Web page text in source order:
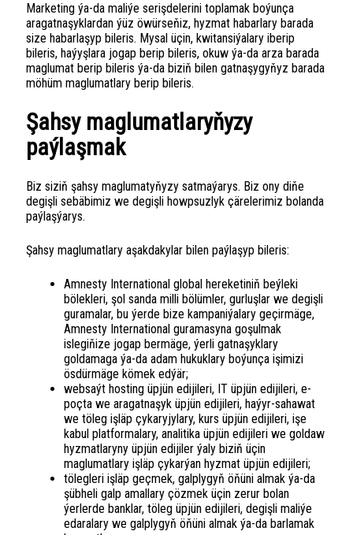
Marketing ýa-da maliýe serişdelerini toplamak boýunça
aragatnaşyklardan ýüz öwürseňiz, hyzmat habarlary barada
size habarlaşyp bileris. Mysal üçin, kwitansiýalary iberip
bileris, haýyşlara jogap berip bileris, okuw ýa-da arza barada
maglumat berip bileris ýa-da biziň bilen gatnaşygyňyz barada
möhüm maglumatlary berip bileris.
Şahsy maglumatlaryňyzy
paýlaşmak
Biz siziň şahsy maglumatyňyzy satmaýarys. Biz ony diňe
degişli sebäbimiz we degişli howpsuzlyk çärelerimiz bolanda
paýlaşýarys.
Şahsy maglumatlary aşakdakylar bilen paýlaşyp bileris:
Amnesty International global hereketiniň beýleki
bölekleri, şol sanda milli bölümler, gurluşlar we degişli
guramalar, bu ýerde bize kampaniýalary geçirmäge,
Amnesty International guramasyna goşulmak
islegiňize jogap bermäge, ýerli gatnaşyklary
goldamaga ýa-da adam hukuklary boýunça işimizi
ösdürmäge kömek edýär;
websaýt hosting üpjün edijileri, IT üpjün edijileri, e-
poçta we aragatnaşyk üpjün edijileri, haýyr-sahawat
we töleg işläp çykaryjylary, kurs üpjün edijileri, işe
kabul platformalary, analitika üpjün edijileri we goldaw
hyzmatlaryny üpjün edijiler ýaly biziň üçin
maglumatlary işläp çykarýan hyzmat üpjün edijileri;
tölegleri işläp geçmek, galplygyň öňüni almak ýa-da
şübheli galp amallary çözmek üçin zerur bolan
ýerlerde banklar, töleg üpjün edijileri, degişli maliýe
edaralary we galplygyň öňüni almak ýa-da barlamak